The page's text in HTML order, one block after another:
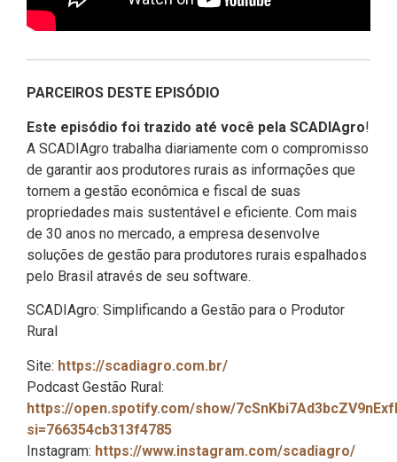
PARCEIROS DESTE EPISÓDIO
Este episódio foi trazido até você pela SCADIAgro!
A SCADIAgro trabalha diariamente com o compromisso
de garantir aos produtores rurais as informações que
tornem a gestão econômica e fiscal de suas
propriedades mais sustentável e eficiente. Com mais
de 30 anos no mercado, a empresa desenvolve
soluções de gestão para produtores rurais espalhados
pelo Brasil através de seu software.
SCADIAgro: Simplificando a Gestão para o Produtor
Rural
Site: https://scadiagro.com.br/
Podcast Gestão Rural:
https://open.spotify.com/show/
si=766354cb313f4785
Instagram: https://www.instagram.com/scadiagro/